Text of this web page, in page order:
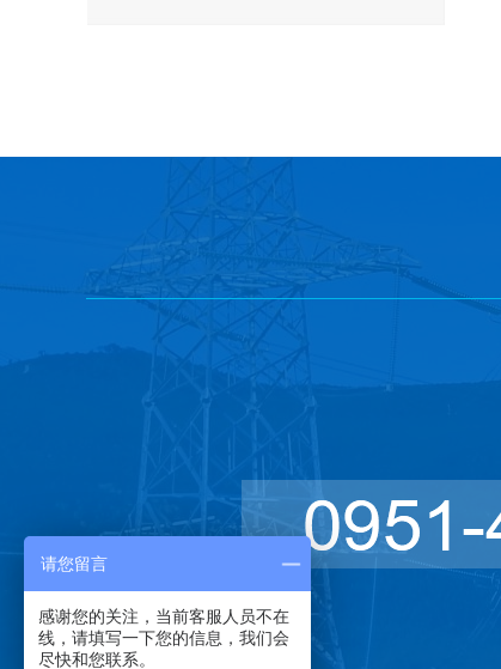
请您留言
感谢您的关注，当前客服人员不在
线，请填写一下您的信息，我们会
尽快和您联系。